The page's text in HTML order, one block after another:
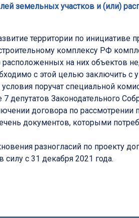
земельных участков и (или)
территории по инициативе
комплексу РФ
расположенных на них объектов
с этой целью заключить с
поручат специальной
7 депутатов Законодательного
договора по рассмотрении
документов, которыми
разногласий по проекту
силу с 31 декабря 2021 года.